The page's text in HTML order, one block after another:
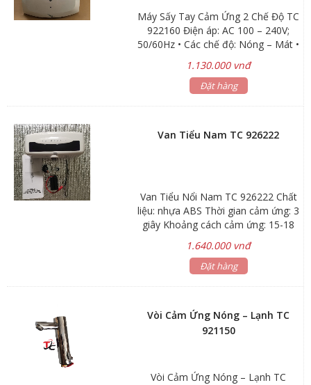
Máy Sấy Tay Cảm Ứng 2 Chế Độ TC
922160 Điện áp: AC 100 – 240V;
50/60Hz • Các chế độ: Nóng – Mát •
1800W; Mát Pa = 315W • Tốc độ
gió: 17m/giây • Lượng gió:
Khoảng cách cảm ứng: 20 cm • Thời
gian ngắt: 3 s • Kích thước:
1.130.000 vnđ
Đặt hàng
Van Tiểu Nam TC 926222
Van Tiểu Nổi Nam TC 926222 Chất
liệu: nhựa ABS Thời gian cảm ứng: 3
giây Khoảng cách cảm ứng: 15-18
Điện áp: DC 6V – 4 pin AA/AC220V
(6V) Áp lực nước: 0.05MPa –
nước. Chế độ tạm dừng hoạt động
trong trường hợp vệ sinh thiết bị,
sửa chữa đường nước. Công nghệ
1.640.000 vnđ
Đặt hàng
Vòi Cảm Ứng Nóng – Lạnh TC
921150
Vòi Cảm Ứng Nóng – Lạnh TC